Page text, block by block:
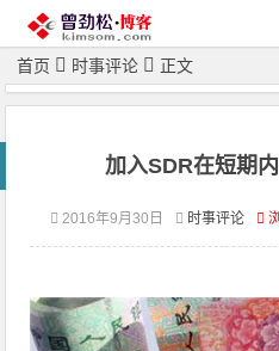
首页 时事评论 正文
加入SDR在短期
2016年9月30日 时事评论